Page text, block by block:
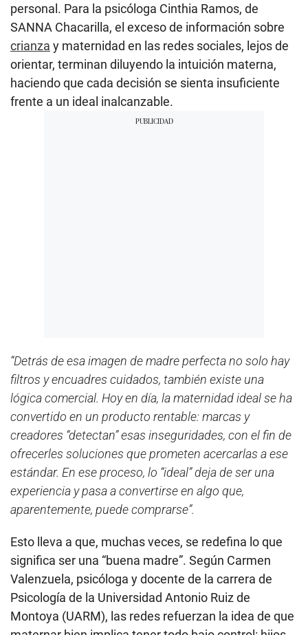
personal. Para la psicóloga Cinthia Ramos, de
SANNA Chacarilla, el exceso de información sobre
crianza y maternidad en las redes sociales, lejos de
orientar, terminan diluyendo la intuición materna,
haciendo que cada decisión se sienta insuficiente
frente a un ideal inalcanzable.
“Detrás de esa imagen de madre perfecta no solo hay
filtros y encuadres cuidados, también existe una
lógica comercial. Hoy en día, la maternidad ideal se ha
convertido en un producto rentable: marcas y
creadores “detectan” esas inseguridades, con el fin de
ofrecerles soluciones que prometen acercarlas a ese
estándar. En ese proceso, lo “ideal” deja de ser una
experiencia y pasa a convertirse en algo que,
aparentemente, puede comprarse”.
Esto lleva a que, muchas veces, se redefina lo que
significa ser una “buena madre”. Según Carmen
Valenzuela, psicóloga y docente de la carrera de
Psicología de la Universidad Antonio Ruiz de
Montoya (UARM), las redes refuerzan la idea de que